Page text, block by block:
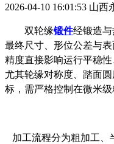
2026-04-10 16:01:53 山西
双轮缘锻件经锻造
最终尺寸、形位公差与
精度直接影响运行平稳
尤其轮缘对称度、踏面
标，需严格控制在微米级
加工流程分为粗加工、